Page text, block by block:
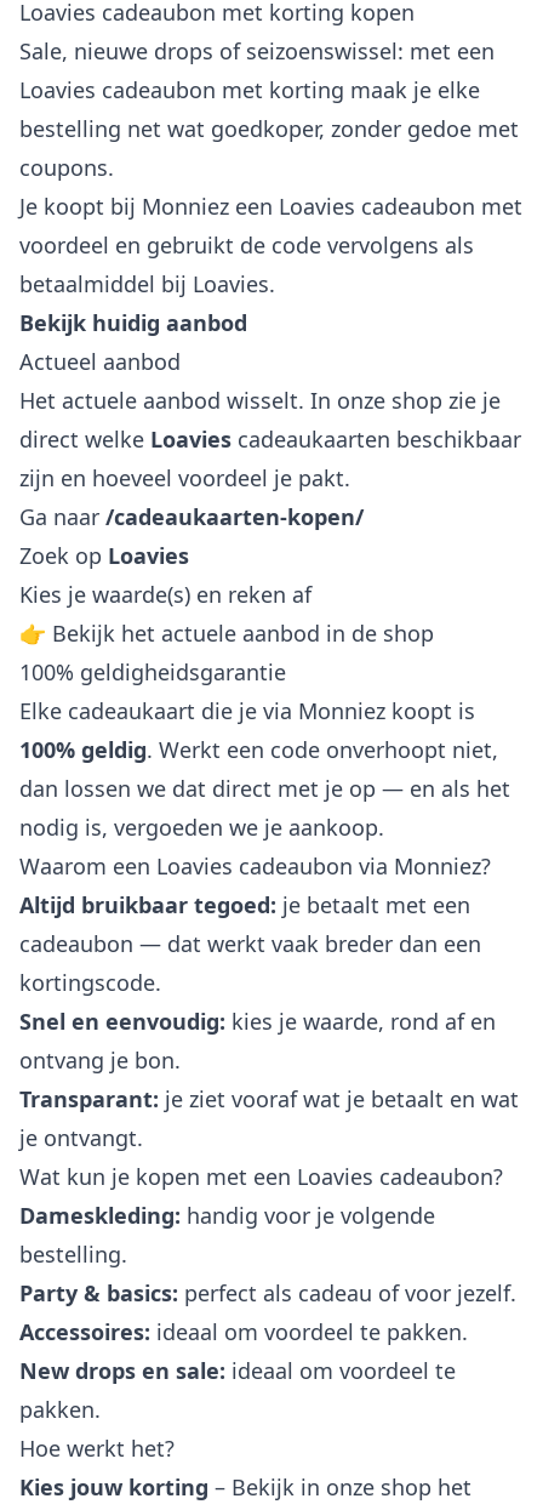
Loavies cadeaubon met korting kopen
Sale, nieuwe drops of seizoenswissel: met een
Loavies cadeaubon met korting maak je elke
bestelling net wat goedkoper, zonder gedoe met
coupons.
Je koopt bij Monniez een Loavies cadeaubon met
voordeel en gebruikt de code vervolgens als
betaalmiddel bij Loavies.
Bekijk huidig aanbod
Actueel aanbod
Het actuele aanbod wisselt. In onze shop zie je
direct welke Loavies cadeaukaarten beschikbaar
zijn en hoeveel voordeel je pakt.
Ga naar /cadeaukaarten-kopen/
Zoek op Loavies
Kies je waarde(s) en reken af
👉 Bekijk het actuele aanbod in de shop
100% geldigheidsgarantie
Elke cadeaukaart die je via Monniez koopt is
100% geldig. Werkt een code onverhoopt niet,
dan lossen we dat direct met je op — en als het
nodig is, vergoeden we je aankoop.
Waarom een Loavies cadeaubon via Monniez?
Altijd bruikbaar tegoed: je betaalt met een
cadeaubon — dat werkt vaak breder dan een
kortingscode.
Snel en eenvoudig: kies je waarde, rond af en
ontvang je bon.
Transparant: je ziet vooraf wat je betaalt en wat
je ontvangt.
Wat kun je kopen met een Loavies cadeaubon?
Dameskleding: handig voor je volgende
bestelling.
Party & basics: perfect als cadeau of voor jezelf.
Accessoires: ideaal om voordeel te pakken.
New drops en sale: ideaal om voordeel te
pakken.
Hoe werkt het?
Kies jouw korting – Bekijk in onze shop het